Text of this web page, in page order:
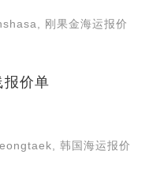
刚果金海运报价
报价单
韩国海运报价